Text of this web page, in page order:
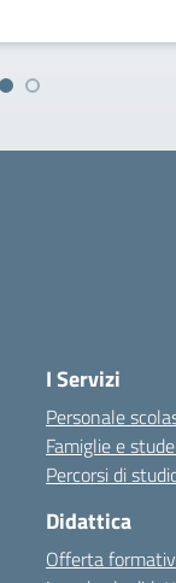
I Servizi
Personale
Famiglie e
Percorsi di
Didattica
Offerta